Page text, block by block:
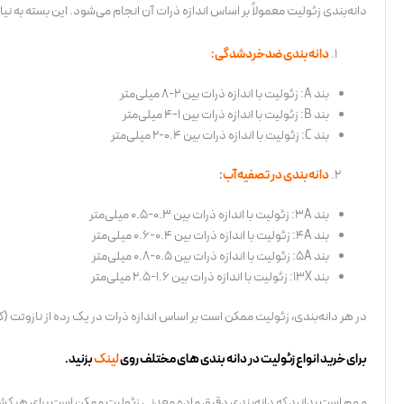
دانه‌بندی زئولیت معمولاً بر اساس اندازه ذرات آن انجام می‌شود. این بسته به
دانه‌بندی ضدخردشدگی:
بند A: زئولیت با اندازه ذرات بین 2-8 میلی‌متر
بند B: زئولیت با اندازه ذرات بین 1-4 میلی‌متر
بند C: زئولیت با اندازه ذرات بین 0.4-2 میلی‌متر
دانه‌بندی در تصفیه آب:
بند 3A: زئولیت با اندازه ذرات بین 0.3-0.5 میلی‌متر
بند 4A: زئولیت با اندازه ذرات بین 0.4-0.6 میلی‌متر
بند 5A: زئولیت با اندازه ذرات بین 0.5-0.8 میلی‌متر
بند 13X: زئولیت با اندازه ذرات بین 1.6-2.5 میلی‌متر
در هر دانه‌بندی، زئولیت ممکن است بر اساس اندازه ذرات در یک رده از
برای خرید انواع زئولیت در دانه بندی های مختلف رویلینکبزنید.